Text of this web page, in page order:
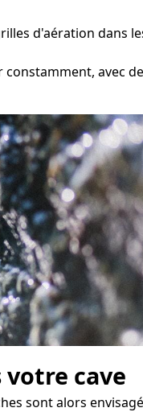
d'aération dans
avec
cave
sont alors